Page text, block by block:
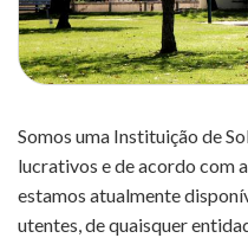
Somos uma Instituição de
lucrativos e de acordo com
estamos atualmente
utentes, de quaisquer